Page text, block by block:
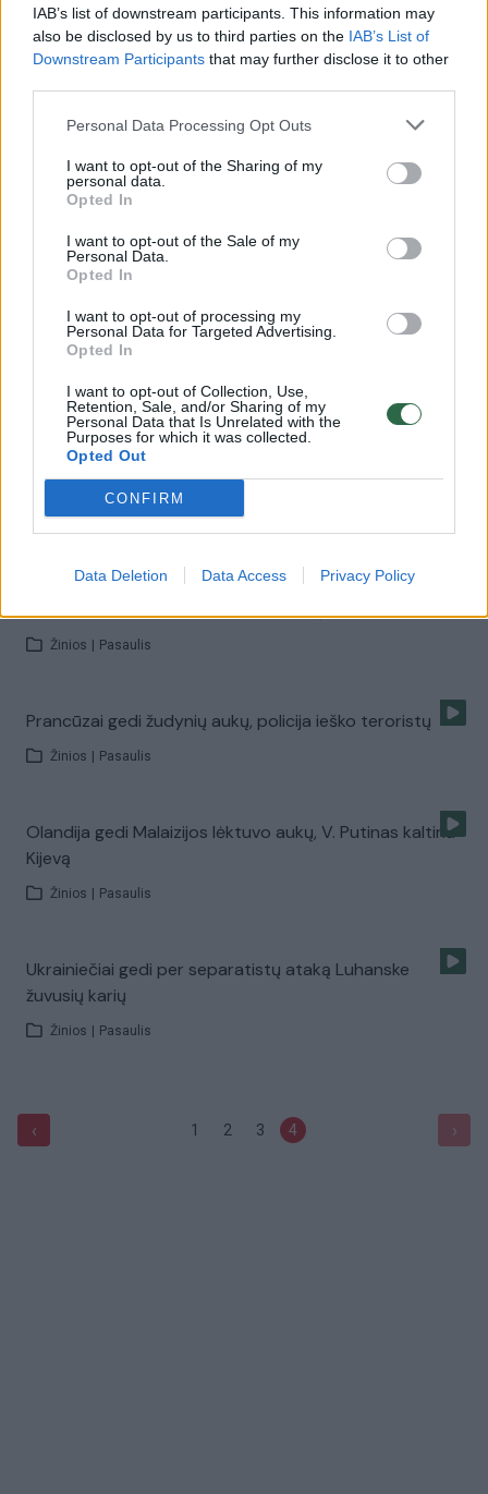
IAB’s list of downstream participants. This information may
also be disclosed by us to third parties on the IAB’s List of
Downstream Participants that may further disclose it to other
Personal Data Processing Opt Outs
I want to opt-out of the Sharing of my
personal data.
Opted In
I want to opt-out of the Sale of my
Personal Data.
Opted In
I want to opt-out of processing my
Personal Data for Targeted Advertising.
Opted In
I want to opt-out of Collection, Use,
Retention, Sale, and/or Sharing of my
Personal Data that Is Unrelated with the
Purposes for which it was collected.
Opted Out
CONFIRM
Data Deletion Data Access Privacy Policy
Laidos | Pasaulis X
Sielvartas netekus artimo žmogaus gali pakeisti visą
Žinios | Pasaulis
Prancūzai bijo, kad besislapstantys žudikai surengs
naują ataką
Žinios | Pasaulis
vidurinį pirštą
Žinios | Pasaulis
Žinios Pasaulis
Prancūzai gedi žudynių aukų, policija ieško teroristų
Žinios Pasaulis
Olandija gedi Malaizijos lėktuvo aukų, V. Putinas kaltina
Kijevą
Žinios Pasaulis
Ukrainiečiai gedi per separatistų ataką Luhanske
žuvusių karių
Žinios Pasaulis
‹ 1 2 3 4 ›